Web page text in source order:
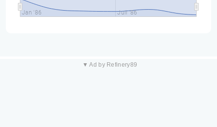
Jan '86 Juil '86
▼ Ad by Refinery89